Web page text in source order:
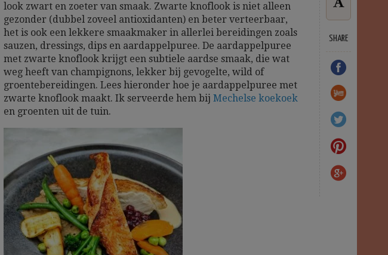
SHARE
look zwart en zoeter van smaak. Zwarte knoflook is niet alleen
gezonder (dubbel zoveel antioxidanten) en beter verteerbaar,
het is ook een lekkere smaakmaker in allerlei bereidingen zoals
sauzen, dressings, dips en aardappelpuree. De aardappelpuree
met zwarte knoflook krijgt een subtiele aardse smaak, die wat
weg heeft van champignons, lekker bij gevogelte, wild of
groentebereidingen. Lees hieronder hoe je aardappelpuree met
zwarte knoflook maakt. Ik serveerde hem bij Mechelse koekoek
en groenten uit de tuin.